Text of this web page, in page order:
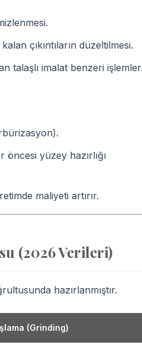
çıkıntıların düzeltilmesi.
talaşlı imalat benzeri
yüzey hazırlığı
maliyeti artırır.
(2026 Verileri)
hazırlanmıştır.
(Grinding)